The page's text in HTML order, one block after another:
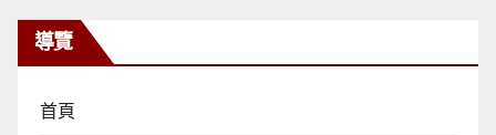
導覽
首頁